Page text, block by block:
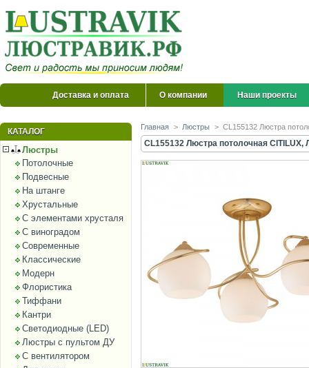
Доставка и оплата О компании Наши проекты
КАТАЛОГ
Люстры
Потолочные
Подвесные
На штанге
Хрустальные
С элементами хрусталя
С виноградом
Современные
Классические
Модерн
Флористика
Тиффани
Кантри
Светодиодные (LED)
Люстры с пультом ДУ
С вентилятором
Главная > Люстры > CL155132 Люстра
CL155132 Люстра потолочная CITILUX,